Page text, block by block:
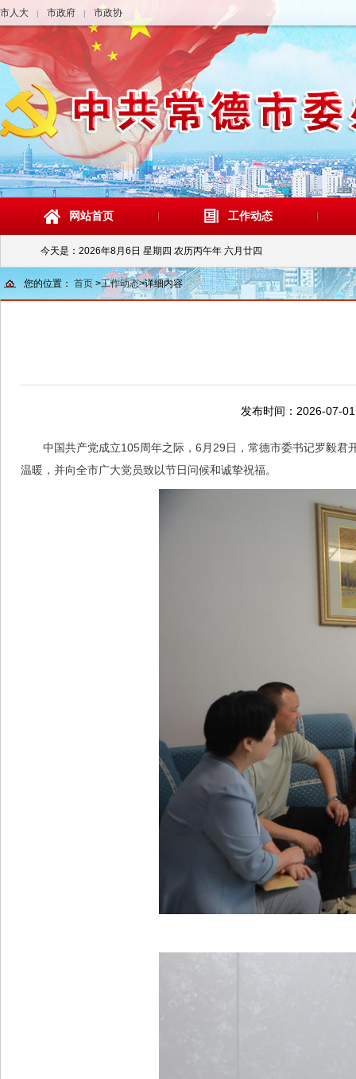
市人大 | 市政府 | 市政协
网站首页 工作动态
今天是： 2026年8月6日 星期四 农历丙午年 六月廿四
您的位置： 首页 >工作动态>详细内容
发布时间：2026-07-01
中国共产党成立105周年之际，6月29日，常德市委书记罗毅君
温暖，并向全市广大党员致以节日问候和诚挚祝福。